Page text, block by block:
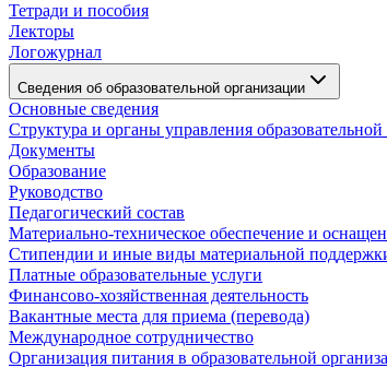
Тетради и пособия
Лекторы
Логожурнал
Сведения об образовательной организации
Основные сведения
Структура и органы управления образовательной
Документы
Образование
Руководство
Педагогический состав
Материально-техническое обеспечение и
Стипендии и иные виды материальной
Платные образовательные услуги
Финансово-хозяйственная деятельность
Вакантные места для приема (перевода)
Международное сотрудничество
Организация питания в образовательной